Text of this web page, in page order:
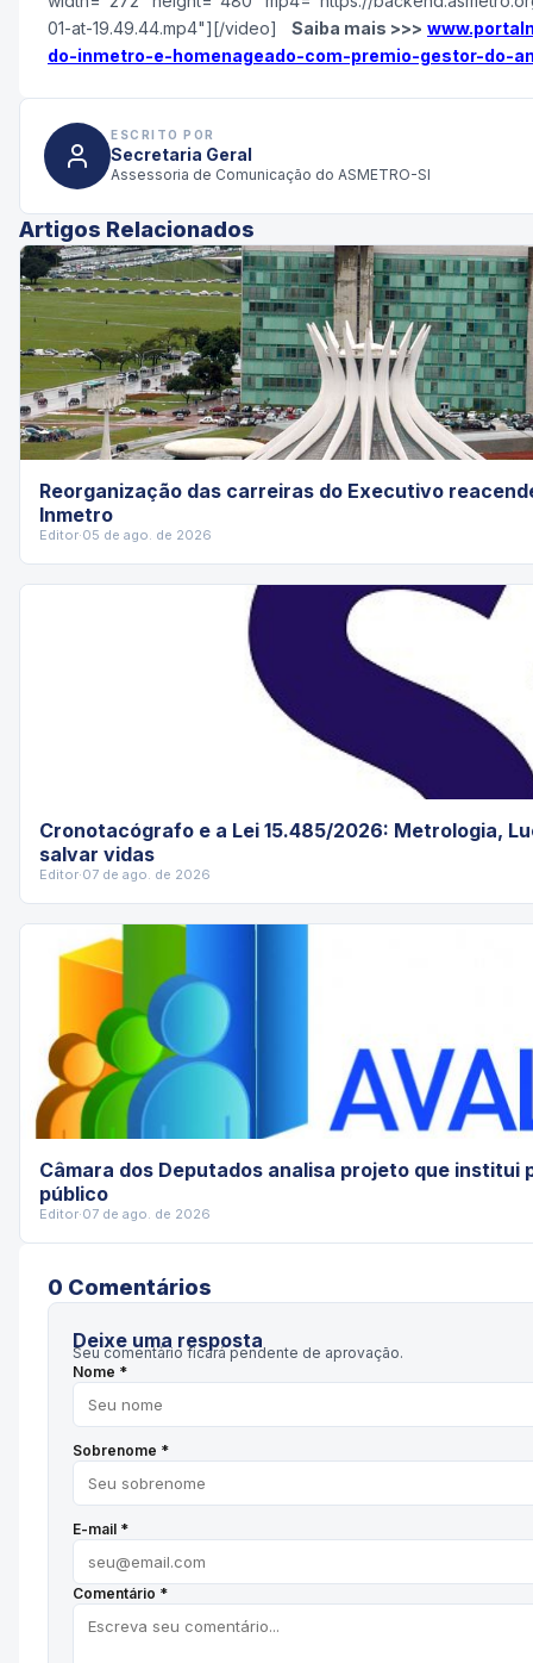
01-at-19.49.44.mp4"][/video] Saiba mais >>>
do-inmetro-e-homenageado-com-premio-gestor-do-
ESCRITO POR
Secretaria Geral
Assessoria de Comunicação do ASMETRO-SI
Artigos Relacionados
Reorganização das carreiras do Executivo
Inmetro
Editor·05 de ago. de 2026
Cronotacógrafo e a Lei 15.485/2026: Metrologia,
salvar vidas
Editor·07 de ago. de 2026
Câmara dos Deputados analisa projeto que
público
Editor·07 de ago. de 2026
0 Comentários
Deixe uma resposta
Seu comentário ficará pendente de aprovação.
Nome *
Sobrenome *
E-mail *
Comentário *